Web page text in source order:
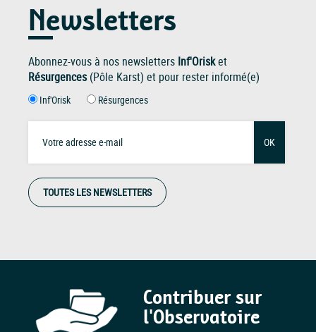
Newsletters
Abonnez-vous à nos newsletters Inf'Orisket
Résurgences(Pôle Karst) et pour rester informé(e)
Inf'Orisk Résurgences
OK
TOUTES LES NEWSLETTERS
Contribuer sur
l'Observatoire